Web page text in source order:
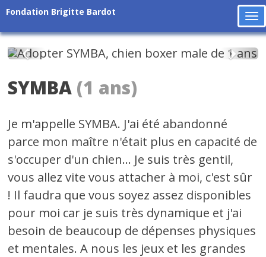
Fondation Brigitte Bardot
Précédent
SYMBA (1 ans)
Je m'appelle SYMBA. J'ai été abandonné
parce mon maître n'était plus en capacité de
s'occuper d'un chien... Je suis très gentil,
vous allez vite vous attacher à moi, c'est sûr
! Il faudra que vous soyez assez disponibles
pour moi car je suis très dynamique et j'ai
besoin de beaucoup de dépenses physiques
et mentales. A nous les jeux et les grandes